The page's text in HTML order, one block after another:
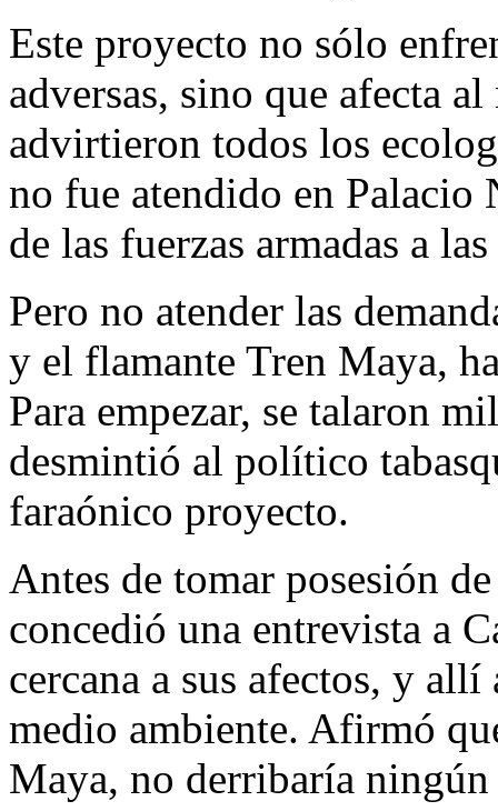
Este proyecto no sólo
adversas, sino que afecta
advirtieron todos los
no fue atendido en Palacio
de las fuerzas armadas a
Pero no atender las
y el flamante Tren Maya,
Para empezar, se talaron
desmintió al político
faraónico proyecto.
Antes de tomar posesión
concedió una entrevista a
cercana a sus afectos, y
medio ambiente. Afirmó
Maya, no derribaría